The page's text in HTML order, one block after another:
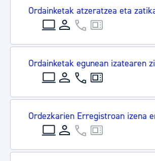
Ordainketak atzeratzea eta
Ordainketak egunean izatearen
Ordezkarien Erregistroan izena